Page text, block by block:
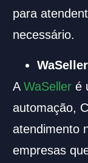
para
necessário.
WaSeller
A WaSeller é
automação,
atendimento
empresas